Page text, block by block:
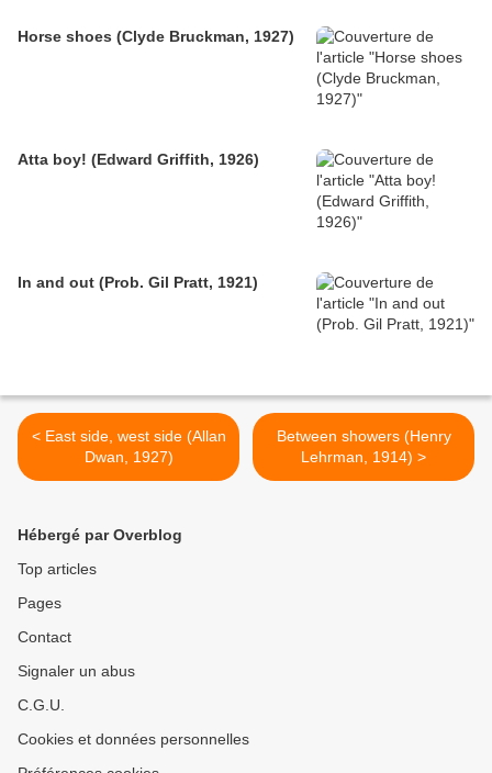
Horse shoes (Clyde Bruckman, 1927)
Atta boy! (Edward Griffith, 1926)
In and out (Prob. Gil Pratt, 1921)
< East side, west side (Allan
Dwan, 1927)
Between showers (Henry
Lehrman, 1914) >
Hébergé par Overblog
Top articles
Pages
Contact
Signaler un abus
C.G.U.
Cookies et données personnelles